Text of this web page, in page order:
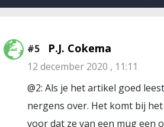
#5 P.J. Cokema
12 december 2020 , 11:11
@2: Als je het artikel goed
nergens over. Het komt bij
voor dat ze van een mug een